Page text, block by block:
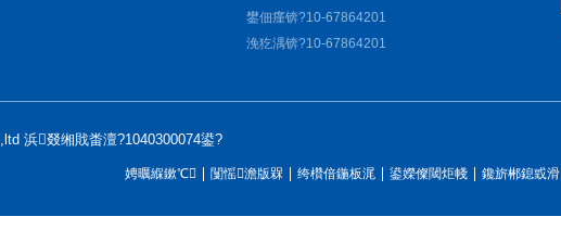
鐢佃瘽锛?10-67864201
浼犵湡锛?10-67864201
浜叕缃戝畨澶?1040300074鍙?
娉曞緥鏉℃ 闅愮澹版槑 绔欑偣鍦板浘 鍙嬫儏閾炬帴 鑱旂郴鎴戜滑